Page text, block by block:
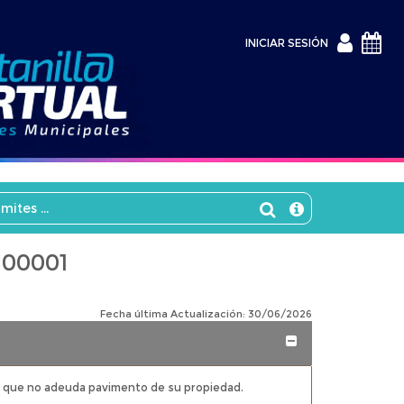
INICIAR SESIÓN
INICIAR
SESIÓN
Fecha última Actualización: 30/06/2026
Expandir/
no adeuda pavimento de su propiedad.